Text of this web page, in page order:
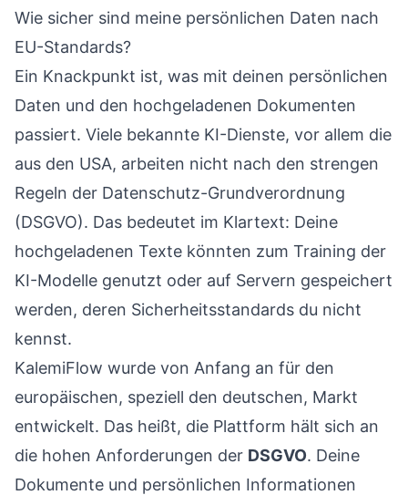
Wie sicher sind meine persönlichen Daten nach
EU-Standards?
Ein Knackpunkt ist, was mit deinen persönlichen
Daten und den hochgeladenen Dokumenten
passiert. Viele bekannte KI-Dienste, vor allem die
aus den USA, arbeiten nicht nach den strengen
Regeln der Datenschutz-Grundverordnung
(DSGVO). Das bedeutet im Klartext: Deine
hochgeladenen Texte könnten zum Training der
KI-Modelle genutzt oder auf Servern gespeichert
werden, deren Sicherheitsstandards du nicht
kennst.
KalemiFlow wurde von Anfang an für den
europäischen, speziell den deutschen, Markt
entwickelt. Das heißt, die Plattform hält sich an
die hohen Anforderungen der DSGVO. Deine
Dokumente und persönlichen Informationen